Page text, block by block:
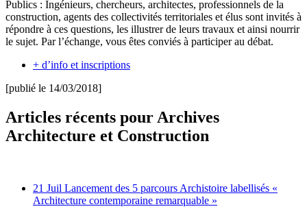
Publics : Ingénieurs, chercheurs, architectes, professionnels de la
construction, agents des collectivités territoriales et élus sont invités à
répondre à ces questions, les illustrer de leurs travaux et ainsi nourrir
le sujet. Par l’échange, vous êtes conviés à participer au débat.
+ d’info et inscriptions
[publié le 14/03/2018]
Articles récents pour Archives
Architecture et Construction
21 Juil Lancement des 5 parcours Archistoire labellisés «
Architecture contemporaine remarquable »